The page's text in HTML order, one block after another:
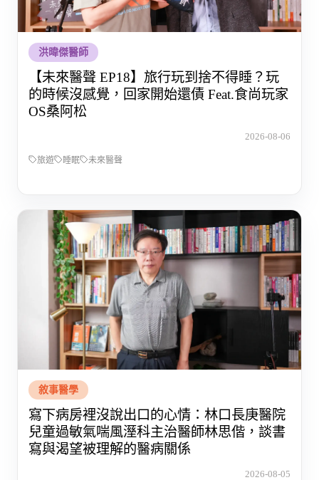
洪暐傑醫師
【未來醫聲 EP18】旅行玩到捨不得睡？玩
的時候沒感覺，回家開始還債 Feat.食尚玩家
OS桑阿松
2026-08-06
旅遊 睡眠 未來醫聲
敘事醫學
寫下病房裡沒說出口的心情：林口長庚醫院
兒童過敏氣喘風溼科主治醫師林思偕，談書
寫與渴望被理解的醫病關係
2026-08-05